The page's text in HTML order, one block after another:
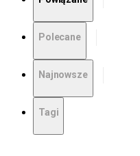
Polecane
Najnowsze
Tagi